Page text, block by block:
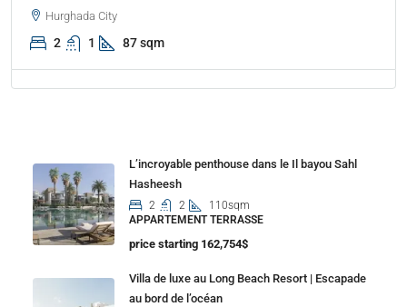
Hurghada City
2 1 87 sqm
L’incroyable penthouse dans le Il bayou Sahl
Hasheesh
2 2
110sqm
APPARTEMENT TERRASSE
price starting 162,754$
Villa de luxe au Long Beach Resort | Escapade
au bord de l’océan